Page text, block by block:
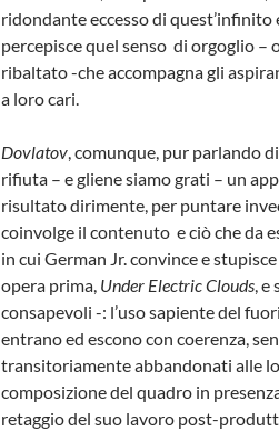
ridondante eccesso di quest’infinito
percepisce quel senso di orgoglio –
ribaltato -che accompagna gli
a loro cari.
Dovlatov, comunque, pur parlando
rifiuta – e gliene siamo grati – un
risultato dirimente, per puntare
coinvolge il contenuto e ciò che da
in cui German Jr. convince e
opera prima, Under Electric Clouds, e
consapevoli -: l’uso sapiente del
entrano ed escono con coerenza,
transitoriamente abbandonati alle
composizione del quadro in
retaggio del suo lavoro post-